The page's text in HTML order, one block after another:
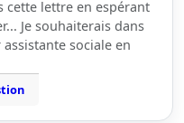
cette lettre en espérant
Je souhaiterais dans
sociale en